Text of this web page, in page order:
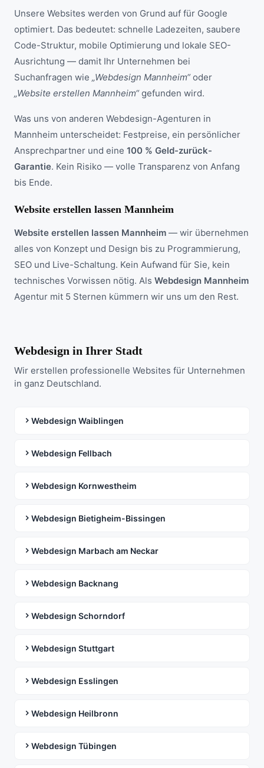
Unsere Websites werden von Grund auf für Google
optimiert. Das bedeutet: schnelle Ladezeiten, saubere
Code-Struktur, mobile Optimierung und lokale SEO-
Ausrichtung — damit Ihr Unternehmen bei
Suchanfragen wie „Webdesign Mannheim“oder
„Website erstellen Mannheim“gefunden wird.
Was uns von anderen Webdesign-Agenturen in
Mannheim unterscheidet: Festpreise, ein persönlicher
Ansprechpartner und eine 100 % Geld-zurück-
Garantie. Kein Risiko — volle Transparenz von Anfang
bis Ende.
Website erstellen lassen Mannheim
Website erstellen lassen Mannheim — wir übernehmen
alles von Konzept und Design bis zu Programmierung,
SEO und Live-Schaltung. Kein Aufwand für Sie, kein
technisches Vorwissen nötig. Als Webdesign Mannheim
Agentur mit 5 Sternen kümmern wir uns um den Rest.
Webdesign in Ihrer Stadt
Wir erstellen professionelle Websites für Unternehmen
in ganz Deutschland.
Webdesign Waiblingen
Webdesign Fellbach
Webdesign Kornwestheim
Webdesign Bietigheim-Bissingen
Webdesign Marbach am Neckar
Webdesign Backnang
Webdesign Schorndorf
Webdesign Stuttgart
Webdesign Esslingen
Webdesign Heilbronn
Webdesign Tübingen